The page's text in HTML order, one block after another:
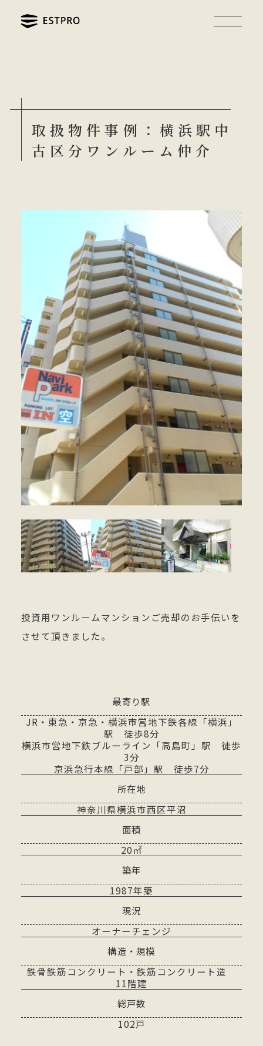
取扱物件事例：横浜駅中
古区分ワンルーム仲介
投資用ワンルームマンションご売却のお手伝いを
させて頂きました。
最寄り駅
JR・東急・京急・横浜市営地下鉄各線「横浜」
駅 徒歩8分
横浜市営地下鉄ブルーライン「高島町」駅 徒歩
3分
京浜急行本線「戸部」駅 徒歩7分
所在地
神奈川県横浜市西区平沼
面積
20㎡
築年
1987年築
現況
オーナーチェンジ
構造・規模
鉄骨鉄筋コンクリート・鉄筋コンクリート造
11階建
総戸数
102戸